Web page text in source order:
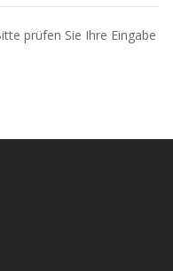
prüfen Sie Ihre Eingabe